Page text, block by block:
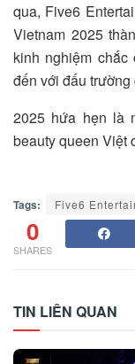
qua, Five6
Vietnam 2025
kinh nghiệm
đến với đấu trường
2025 hứa hẹn là
beauty queen Việt
Tags: Five6
0
SHARES
TIN LIÊN QUAN